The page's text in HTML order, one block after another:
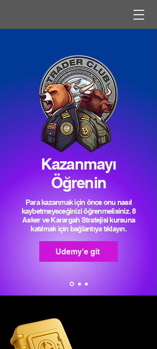
Kazanmayı
Öğrenin
Para kazanmak için önce onu nasıl
kaybetmeyeceğinizi öğrenmelisiniz. 8
Asker ve Karargah Stratejisi kursuna
katılmak için bağlantıya tıklayın.
Udemy'e git